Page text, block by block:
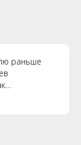
раньше